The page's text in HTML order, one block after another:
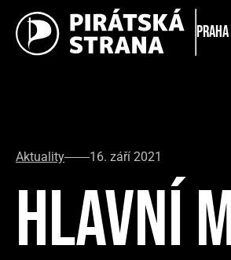
Praha
Aktuality 16. září 2021
HLAVNÍ